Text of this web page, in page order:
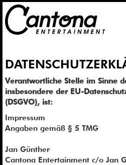
Verantwortliche Stelle im Sinne
insbesondere der EU-
(DSGVO), ist:
Impressum
Angaben gemäß § 5 TMG
Jan Günther
Cantona Entertainment c/o Jan